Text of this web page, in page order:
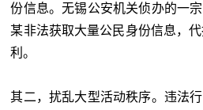
份信息。无锡公安机关侦办的一
某非法获取大量公民身份信息，
利。
其二，扰乱大型活动秩序。违法